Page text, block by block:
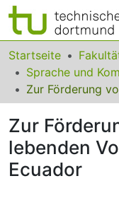
Bereiche &
Das gesamte
FAQ
Leitlinien
Startseite
Zur
lebenden
Ecuador